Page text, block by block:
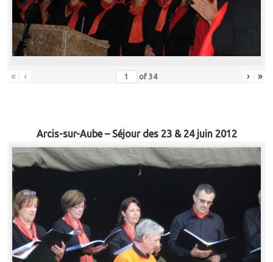
« ‹ of 34 › »
Arcis-sur-Aube – Séjour des 23 & 24 juin 2012